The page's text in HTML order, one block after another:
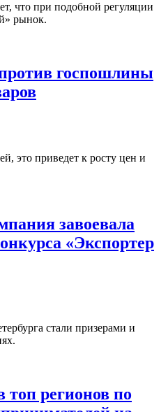
что при подобной регуляции
рынок.
госпошлины
это приведет к росту цен и
завоевала
«Экспортер
стали призерами и
топ регионов по